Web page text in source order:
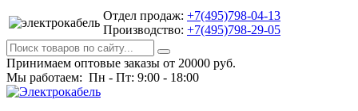
Отдел продаж: +7(495)798-04-13
Производство: +7(495)798-29-05
Принимаем оптовые заказы от 20000 руб.
Мы работаем: Пн - Пт: 9:00 - 18:00